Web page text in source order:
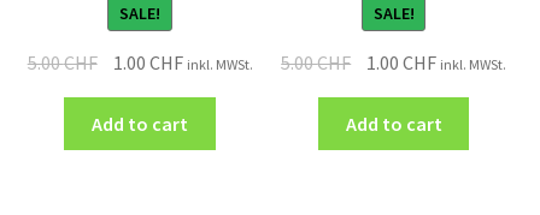
SALE!
5.00CHF 1.00 CHF inkl. MWSt.
Add to cart
SALE!
5.00CHF 1.00CHF inkl. MWSt.
Add to cart